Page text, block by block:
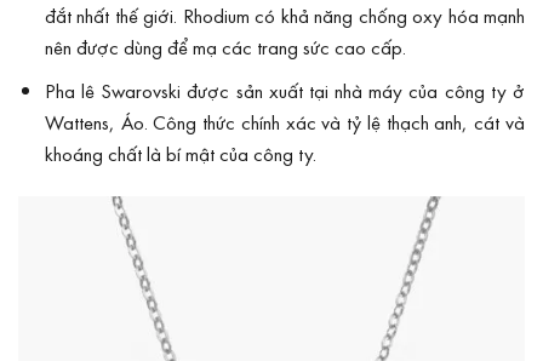
đắt nhất thế giới. Rhodium có khả năng chống oxy hóa mạnh
nên được dùng để mạ các trang sức cao cấp.
Pha lê Swarovski được sản xuất tại nhà máy của công ty ở
Wattens, Áo. Công thức chính xác và tỷ lệ thạch anh, cát và
khoáng chất là bí mật của công ty.